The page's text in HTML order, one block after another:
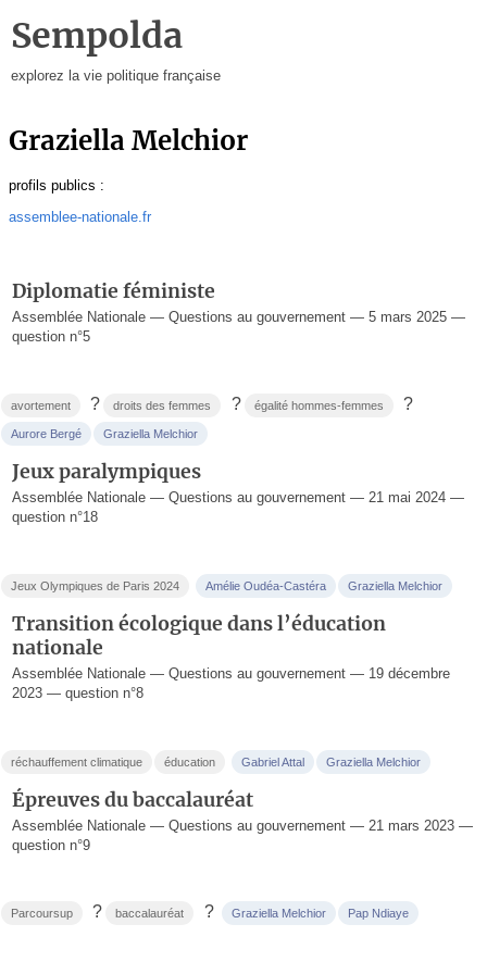
Sempolda
explorez la vie politique française
Graziella Melchior
profils publics :
assemblee-nationale.fr
Diplomatie féministe
Assemblée Nationale — Questions au gouvernement — 5 mars 2025 —
question n°5
avortement ? droits des femmes ? égalité hommes-femmes ?
Aurore Bergé Graziella Melchior
Jeux paralympiques
Assemblée Nationale — Questions au gouvernement — 21 mai 2024 —
question n°18
Jeux Olympiques de Paris 2024 Amélie Oudéa-Castéra Graziella Melchior
Transition écologique dans l’éducation
nationale
Assemblée Nationale — Questions au gouvernement — 19 décembre
2023 — question n°8
réchauffement climatique éducation Gabriel Attal Graziella Melchior
Épreuves du baccalauréat
Assemblée Nationale — Questions au gouvernement — 21 mars 2023 —
question n°9
Parcoursup ? baccalauréat ? Graziella Melchior Pap Ndiaye